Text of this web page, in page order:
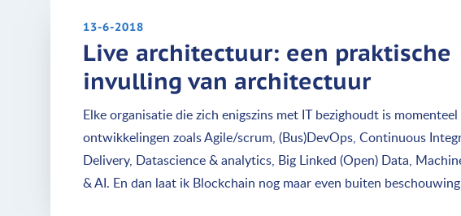
13-6-2018
Live architectuur: een praktische
invulling van architectuur
Elke organisatie die zich enigszins met IT bezighoudt is
ontwikkelingen zoals Agile/scrum, (Bus)DevOps, Continuous
Delivery, Datascience & analytics, Big Linked (Open) Data,
& AI. En dan laat ik Blockchain nog maar even buiten